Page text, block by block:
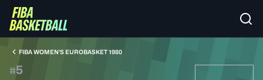
FIBA WOMEN’S EUROBASKET 1980
#5